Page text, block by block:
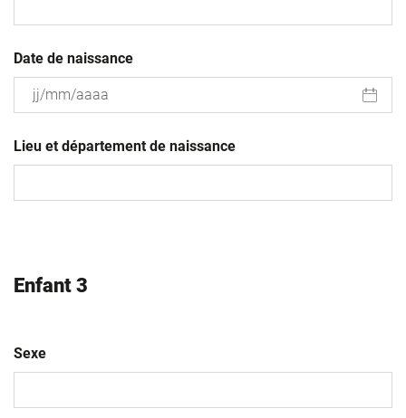
Date de naissance
slash
MM
Lieu et département de naissance
Enfant 3
Sexe